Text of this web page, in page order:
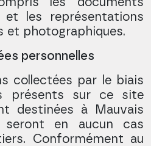
et les représentations
et photographiques.
personnelles
collectées par le biais
présents sur ce site
destinées à Mauvais
en aucun cas
Conformément au